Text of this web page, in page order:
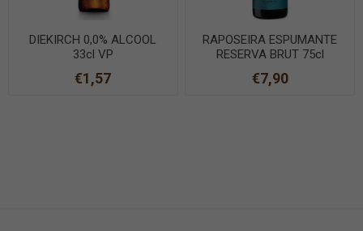
DIEKIRCH 0,0% ALCOOL
33cl VP
€1,57
RAPOSEIRA ESPUMANTE
RESERVA BRUT 75cl
€7,90